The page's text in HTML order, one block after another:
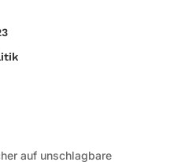
auf unschlagbare